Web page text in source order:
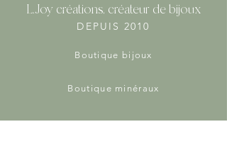
L.Joy créations, créateur de bijoux
DEPUIS 2010
Boutique bijoux
Boutique minéraux